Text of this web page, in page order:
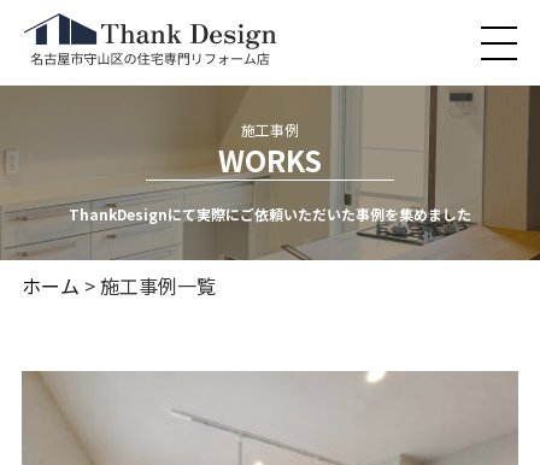
施工事例
WORKS
ThankDesignにて実際にご依頼いただいた事例を集めました
ホーム > 施工事例一覧